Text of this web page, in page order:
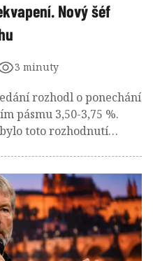
Nový šéf
3 minuty
rozhodl o ponechání
pásmu 3,50-3,75 %.
toto rozhodnutí
do konce letošního
vhodné vidělo dokonce
zacenily zvýšení
října.